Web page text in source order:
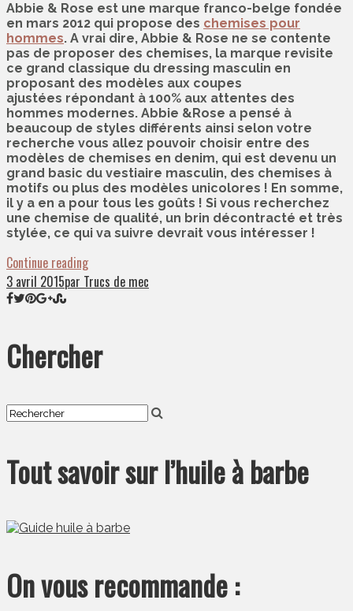
Abbie & Rose est une marque franco-belge fondée
en mars 2012 qui propose des chemises pour
hommes. A vrai dire, Abbie & Rose ne se contente
pas de proposer des chemises, la marque revisite
ce grand classique du dressing masculin en
proposant des modèles aux coupes
ajustées répondant à 100% aux attentes des
hommes modernes. Abbie &Rose a pensé à
beaucoup de styles différents ainsi selon votre
recherche vous allez pouvoir choisir entre des
modèles de chemises en denim, qui est devenu un
grand basic du vestiaire masculin, des chemises à
motifs ou plus des modèles unicolores ! En somme,
il y a en a pour tous les goûts ! Si vous recherchez
une chemise de qualité, un brin décontracté et très
stylée, ce qui va suivre devrait vous intéresser !
Continue reading
3 avril 2015par Trucs de mec
Chercher
Tout savoir sur l’huile à barbe
On vous recommande :